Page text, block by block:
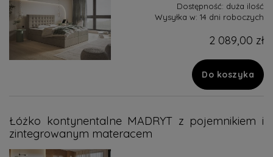
Dostępność: duża ilość
Wysyłka w: 14 dni roboczych
2 089,00 zł
Do koszyka
Łóżko kontynentalne MADRYT z pojemnikiem i
zintegrowanym materacem